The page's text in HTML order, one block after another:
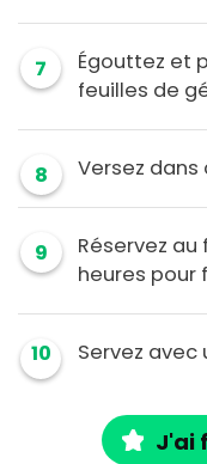
7
Égouttez et
feuilles de
8 Versez dans
9
Réservez
heures pour
10 Servez avec
J'ai